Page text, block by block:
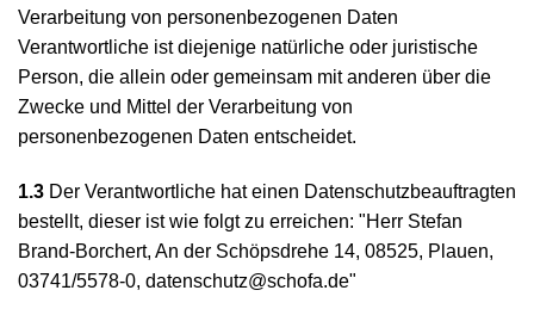
Verarbeitung von personenbezogenen Daten
Verantwortliche ist diejenige natürliche oder juristische
Person, die allein oder gemeinsam mit anderen über die
Zwecke und Mittel der Verarbeitung von
personenbezogenen Daten entscheidet.
1.3 Der Verantwortliche hat einen Datenschutzbeauftragten
bestellt, dieser ist wie folgt zu erreichen: "Herr Stefan
Brand-Borchert, An der Schöpsdrehe 14, 08525, Plauen,
03741/5578-0, datenschutz@schofa.de"